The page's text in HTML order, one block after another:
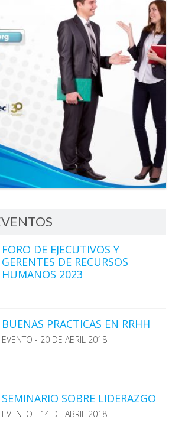
FORO DE EJECUTIVOS Y
GERENTES DE RECURSOS
HUMANOS 2023
BUENAS PRACTICAS EN RRHH
EVENTO - 20 DE ABRIL 2018
SEMINARIO SOBRE LIDERAZGO
EVENTO - 14 DE ABRIL 2018